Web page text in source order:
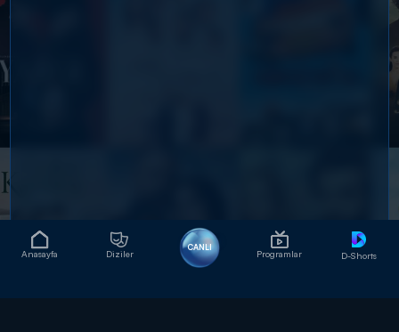
Anasayfa Diziler
CANLI
Programlar D-Shorts